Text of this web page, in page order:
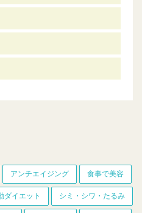
アンチエイジング 食事で美容
ダイエット シミ・シワ・たるみ